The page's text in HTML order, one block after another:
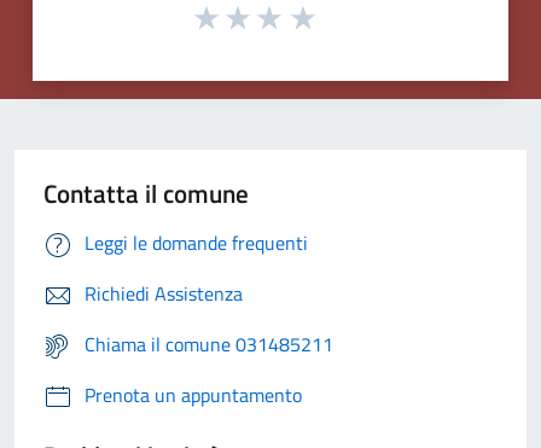
Contatta il comune
Leggi le domande frequenti
Richiedi Assistenza
Chiama il comune 031485211
Prenota un appuntamento